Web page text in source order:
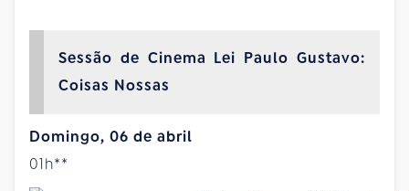
Sessão de Cinema Lei Paulo Gustavo:
Coisas Nossas
Domingo, 06 de abril
01h**